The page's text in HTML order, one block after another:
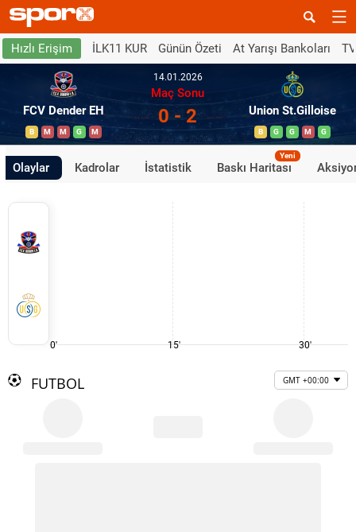
Hızlı Erişim İLK11 KUR Günün Özeti At Yarışı Bankoları
FCV Dender EH
B M M G M
14.01.2026
Maç Sonu
0 - 2 Union St.Gilloise
B G G M G
Olaylar Kadrolar İstatistik Baskı Haritası
Yeni
0' 15' 30'
FUTBOL GMT +00:00